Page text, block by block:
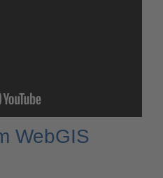
WebGIS